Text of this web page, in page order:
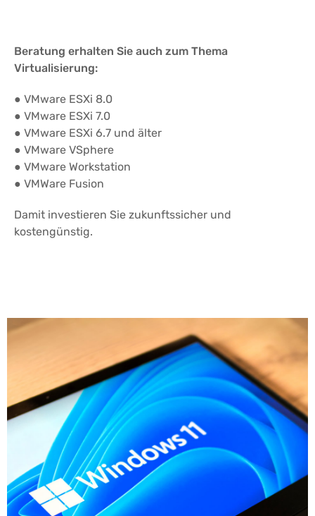
Beratung erhalten Sie auch zum Thema
Virtualisierung:
● VMware ESXi 8.0
● VMware ESXi 7.0
● VMware ESXi 6.7 und älter
● VMware VSphere
● VMware Workstation
● VMWare Fusion
Damit investieren Sie zukunftssicher und
kostengünstig.